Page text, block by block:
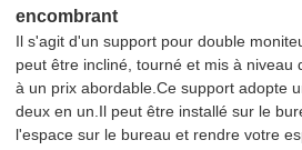
encombrant
Il s'agit d'un support pour double
peut être incliné, tourné et mis à niveau
à un prix abordable.Ce support adopte
deux en un.Il peut être installé sur le
l'espace sur le bureau et rendre votre